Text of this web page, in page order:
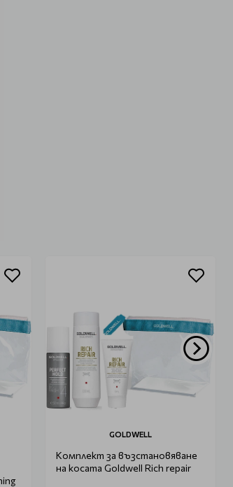
GOLDWELL
Комплект за възстановяване
на косата Goldwell Rich repair